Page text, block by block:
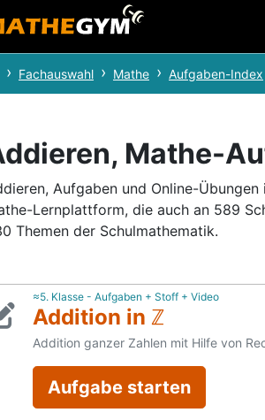
Fachauswahl Mathe Aufgaben-Index
Mathe-
Aufgaben und Online-
Lernplattform, die auch an 589
Themen der Schulmathematik.
≈5. Klasse - Aufgaben + Stoff + Video
Addition in ℤ
Addition ganzer Zahlen mit Hilfe von
Aufgabe starten